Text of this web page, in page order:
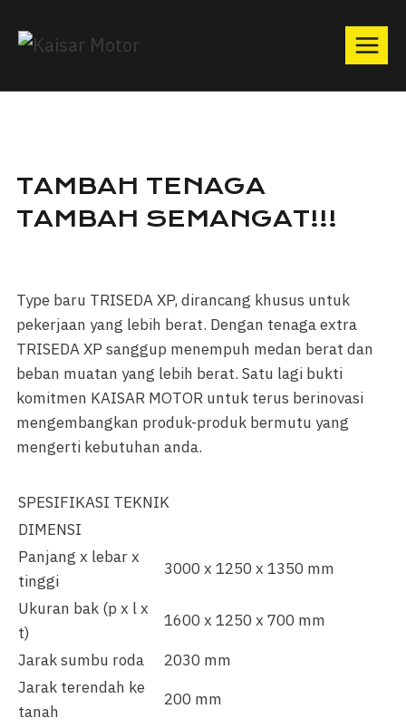
TAMBAH TENAGA
TAMBAH SEMANGAT!!!
Type baru TRISEDA XP, dirancang khusus untuk
pekerjaan yang lebih berat. Dengan tenaga extra
TRISEDA XP sanggup menempuh medan berat dan
beban muatan yang lebih berat. Satu lagi bukti
komitmen KAISAR MOTOR untuk terus berinovasi
mengembangkan produk-produk bermutu yang
mengerti kebutuhan anda.
SPESIFIKASI TEKNIK
DIMENSI
Panjang x lebar x
tinggi
3000 x 1250 x 1350 mm
Ukuran bak (p x l x
t)
1600 x 1250 x 700 mm
Jarak sumbu roda
2030 mm
Jarak terendah ke
tanah
200 mm